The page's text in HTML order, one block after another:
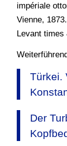
impériale
Vienne,
Levant times
Türkei.
Der